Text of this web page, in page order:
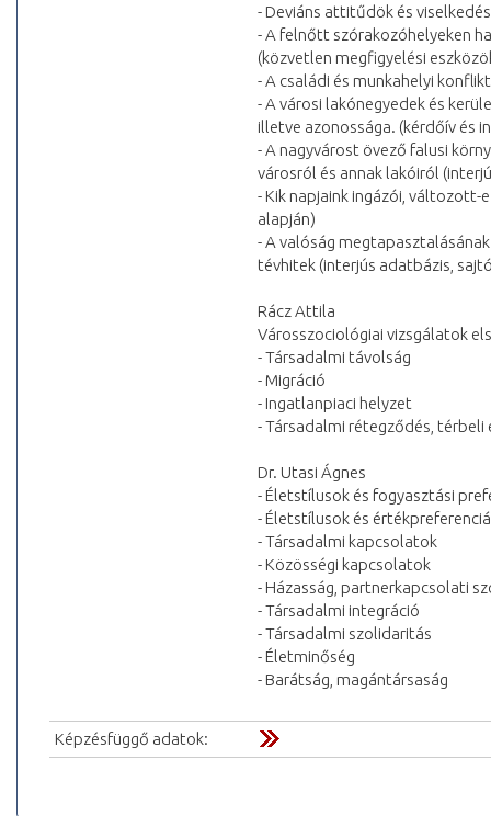
- Deviáns attitűdök és
- A felnőtt szórakozóhelyeken
(közvetlen megfigyelési
- A családi és munkahelyi
- A városi lakónegyedek és
illetve azonossága. (kérdőív és
- A nagyvárost övező falusi
városról és annak lakóiról
- Kik napjaink ingázói, változott-
alapján)
- A valóság
tévhitek (interjús adatbázis,
Rácz Attila
Városszociológiai vizsgálatok
- Társadalmi távolság
- Migráció
- Ingatlanpiaci helyzet
- Társadalmi rétegződés, térbeli
Dr. Utasi Ágnes
- Életstílusok és fogyasztási
- Életstílusok és
- Társadalmi kapcsolatok
- Közösségi kapcsolatok
- Házasság, partnerkapcsolati
- Társadalmi integráció
- Társadalmi szolidaritás
- Életminőség
- Barátság, magántársaság
Képzésfüggő adatok: